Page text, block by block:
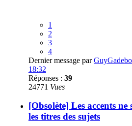
1
2
3
4
Dernier message par
18:32
Réponses : 39
24771 Vues
[Obsolète] Les accents
les titres des sujets